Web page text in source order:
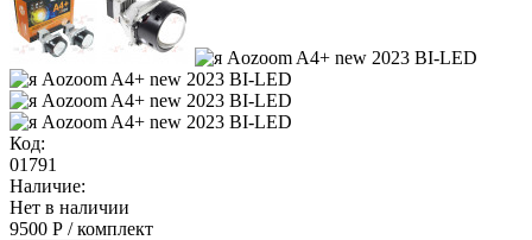
Код:
01791
Наличие:
Нет в наличии
9500 Р / комплект